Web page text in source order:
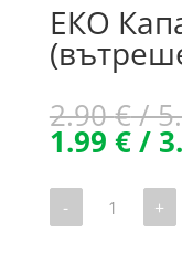
ЕКО
2.90€/
1.99 €/
- количество
+